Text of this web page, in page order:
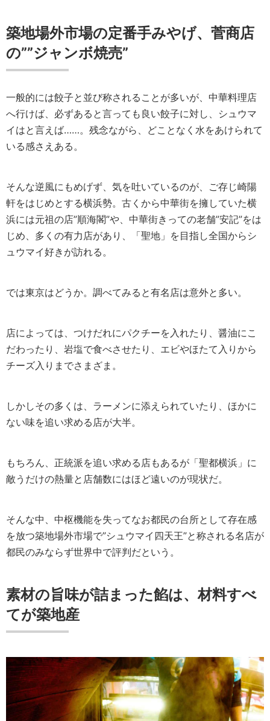
築地場外市場の定番手みやげ、菅商店
の””ジャンボ焼売”
一般的には餃子と並び称されることが多いが、中華料理店
へ行けば、必ずあると言っても良い餃子に対し、シュウマ
イはと言えば……。残念ながら、どことなく水をあけられて
いる感さえある。
そんな逆風にもめげず、気を吐いているのが、ご存じ崎陽
軒をはじめとする横浜勢。古くから中華街を擁していた横
浜には元祖の店”順海閣”や、中華街きっての老舗”安記”をは
じめ、多くの有力店があり、「聖地」を目指し全国からシ
ュウマイ好きが訪れる。
では東京はどうか。調べてみると有名店は意外と多い。
店によっては、つけだれにパクチーを入れたり、醤油にこ
だわったり、岩塩で食べさせたり、エビやほたて入りから
チーズ入りまでさまざま。
しかしその多くは、ラーメンに添えられていたり、ほかに
ない味を追い求める店が大半。
もちろん、正統派を追い求める店もあるが「聖都横浜」に
敵うだけの熱量と店舗数にはほど遠いのが現状だ。
そんな中、中枢機能を失ってなお都民の台所として存在感
を放つ築地場外市場で”シュウマイ四天王”と称される名店が
都民のみならず世界中で評判だという。
素材の旨味が詰まった餡は、材料すべ
てが築地産